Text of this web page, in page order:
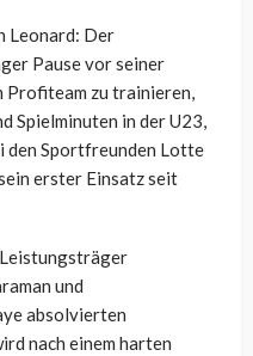
Leonard: Der
Pause vor seiner
Profiteam zu trainieren,
Spielminuten in der U23,
den Sportfreunden Lotte
erster Einsatz seit
und
absolvierten
nach einem harten